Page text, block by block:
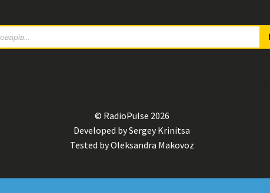
© RadioPulse 2026
Developed by Sergey Krinitsa
Tested by Oleksandra Makovoz